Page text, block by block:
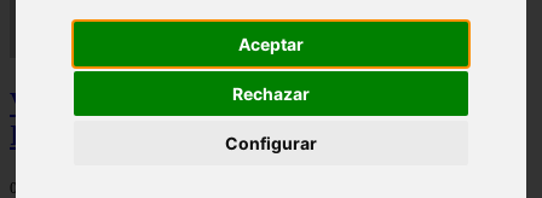
Aceptar
Rechazar
Configurar
Video Advertencias desde la cúspide de la
IA: Hinton y el posible colapso social
06/03/2026